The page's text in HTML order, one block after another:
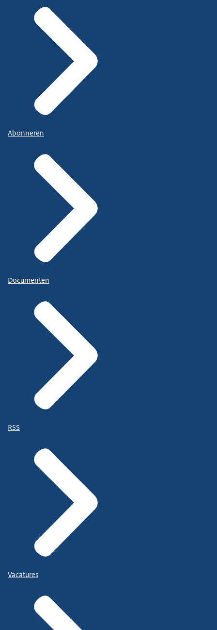
Abonneren
Documenten
RSS
Vacatures